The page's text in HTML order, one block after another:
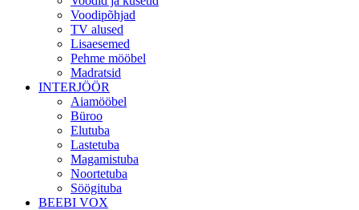
Voodipõhjad
TV alused
Lisaesemed
Pehme mööbel
Madratsid
INTERJÖÖR
Aiamööbel
Büroo
Elutuba
Lastetuba
Magamistuba
Noortetuba
Söögituba
BEEBI VOX